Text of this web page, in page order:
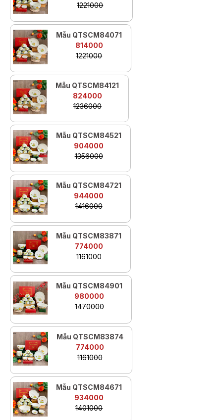
1221000
Mẫu QTSCM84071
814000
1221000
Mẫu QTSCM84121
824000
1236000
Mẫu QTSCM84521
904000
1356000
Mẫu QTSCM84721
944000
1416000
Mẫu QTSCM83871
774000
1161000
Mẫu QTSCM84901
980000
1470000
Mẫu QTSCM83874
774000
1161000
Mẫu QTSCM84671
934000
1401000